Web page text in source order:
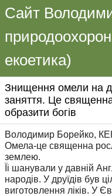
Сайт
екоетика)
Знищення омели на
заняття. Це
образити богів
Володимир Борейко,
Омела-це священна
землею.
Їі шанували у давній
народів. У друїдів був
виготовлення ліків. У